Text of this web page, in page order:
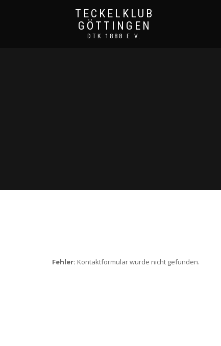
TECKELKLUB
GÖTTINGEN
DTK 1888 E.V.
Fehler: Kontaktformular wurde nicht gefunden.